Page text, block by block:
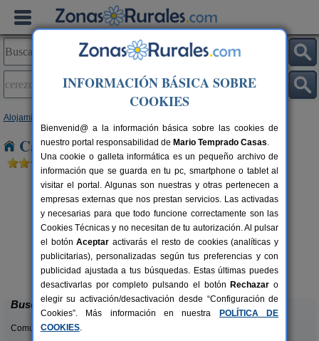
Alojamientos
Casas Rurales en Cerezo de Arriba
2-6 pers.
desde26 €
Casa Rural Hoces del Duratón El
Villar
Villar de Sobrepeña (Segovia)
Buscar
Comunidades:
INFORMACIÓN BÁSICA SOBRE
COOKIES
Bienvenid@ a la información básica sobre las cookies de
nuestro portal responsabilidad de Mario Temprado Casas.
Una cookie o galleta informática es un pequeño archivo de
información que se guarda en tu pc, smartphone o tablet al
visitar el portal. Algunas son nuestras y otras pertenecen a
empresas externas que nos prestan servicios. Las activadas
y necesarias para que todo funcione correctamente son las
Cookies Técnicas y no necesitan de tu autorización. Al pulsar
el botónAceptar activarás el resto de cookies (analíticas y
publicitarias), personalizadas según tus preferencias y con
publicidad ajustada a tus búsquedas. Estas últimas puedes
desactivarlas por completo pulsando el botón Rechazar o
elegir su activación/desactivación desde “Configuración de
Cookies”. Más información en nuestra
POLÍTICA DE
COOKIES.